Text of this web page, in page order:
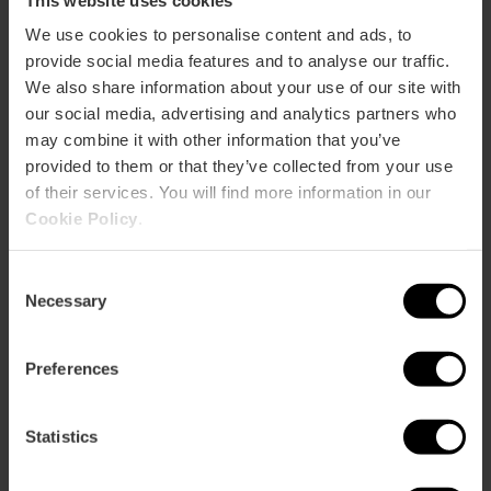
We use cookies to personalise content and ads, to
provide social media features and to analyse our traffic.
We also share information about your use of our site with
our social media, advertising and analytics partners who
may combine it with other information that you’ve
provided to them or that they’ve collected from your use
of their services. You will find more information in our
Cookie Policy
Selection
Necessary
Preferences
Statistics
à
Valencia
Valencia dans une exposition
unique à l’Almudín
le
Saint
Graal
de
dans
une
exposition
unique
à
L'exposition d'Anselm Kiefer
débarque à Valencia
L'exposition
d'Anselm
Kiefer
débarque
à
Valencia
miniature » à Valencia
«
en
à
Visite guidée du stade Ciutat
Visite
guidée
stade
Ciutat